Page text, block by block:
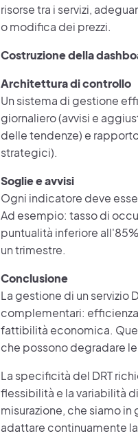
risorse tra i servizi,
o modifica dei prezzi.
Costruzione della
Architettura di controllo
Un sistema di gestione
giornaliero (avvisi e
delle tendenze) e
strategici).
Soglie e avvisi
Ogni indicatore deve
Ad esempio: tasso di
puntualità inferiore
un trimestre.
Conclusione
La gestione di un servizio
complementari:
fattibilità economica.
che possono degradare
La specificità del DRT
flessibilità e la variabilità
misurazione, che siamo
adattare continuamente